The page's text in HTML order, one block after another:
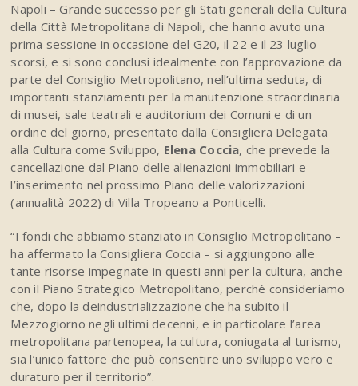
Napoli – Grande successo per gli Stati generali della Cultura
della Città Metropolitana di Napoli, che hanno avuto una
prima sessione in occasione del G20, il 22 e il 23 luglio
scorsi, e si sono conclusi idealmente con l’approvazione da
parte del Consiglio Metropolitano, nell’ultima seduta, di
importanti stanziamenti per la manutenzione straordinaria
di musei, sale teatrali e auditorium dei Comuni e di un
ordine del giorno, presentato dalla Consigliera Delegata
alla Cultura come Sviluppo, Elena Coccia, che prevede la
cancellazione dal Piano delle alienazioni immobiliari e
l’inserimento nel prossimo Piano delle valorizzazioni
(annualità 2022) di Villa Tropeano a Ponticelli.
“I fondi che abbiamo stanziato in Consiglio Metropolitano –
ha affermato la Consigliera Coccia – si aggiungono alle
tante risorse impegnate in questi anni per la cultura, anche
con il Piano Strategico Metropolitano, perché consideriamo
che, dopo la deindustrializzazione che ha subito il
Mezzogiorno negli ultimi decenni, e in particolare l’area
metropolitana partenopea, la cultura, coniugata al turismo,
sia l’unico fattore che può consentire uno sviluppo vero e
duraturo per il territorio”.